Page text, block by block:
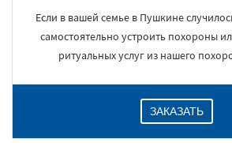
Если в вашей семье в Пушкине
самостоятельно устроить похороны
ритуальных услуг из нашего
ЗАКАЗАТЬ